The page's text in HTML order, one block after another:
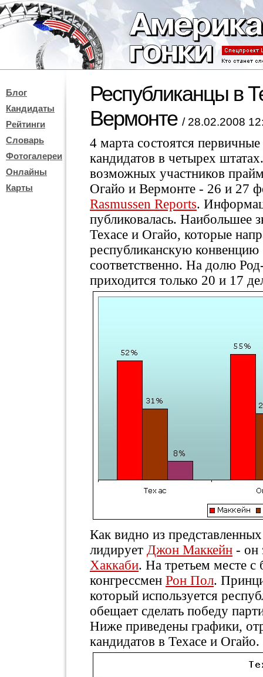
Блог
Кандидаты
Рейтинги
Словарь
Фотогалереи
Онлайны
Карты
Республиканцы в
Вермонте / 28.02.2008
4 марта состоятся
кандидатов в четырех
возможных участников
Огайо и Вермонте - 26 и 27
Rasmussen Reports.
публиковалась. Наибольшее
Техасе и Огайо, которые
республиканскую конвенцию
соответственно. На долю
приходится только 20 и 17
Как видно из
лидирует Джон Маккейн - он
Хаккаби. На третьем месте
конгрессмен Рон Пол.
который используется
обещает сделать победу
Ниже приведены графики,
кандидатов в Техасе и Огайо.